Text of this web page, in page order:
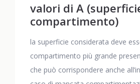
valori di A
compartimento)
la superficie considerata deve
compartimento più grande
che può corrispondere anche